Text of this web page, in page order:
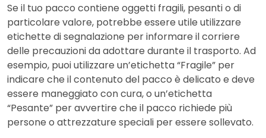
Se il tuo pacco contiene oggetti fragili, pesanti o di
particolare valore, potrebbe essere utile utilizzare
etichette di segnalazione per informare il corriere
delle precauzioni da adottare durante il trasporto. Ad
esempio, puoi utilizzare un’etichetta “Fragile” per
indicare che il contenuto del pacco è delicato e deve
essere maneggiato con cura, o un’etichetta
“Pesante” per avvertire che il pacco richiede più
persone o attrezzature speciali per essere sollevato.